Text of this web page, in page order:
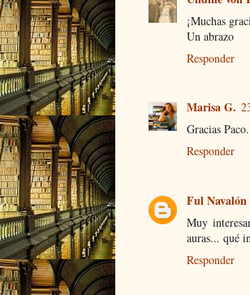
¡Muchas
Un abrazo
Responder
Marisa G.
Gracias
Responder
Ful Navalón
Muy
auras... qué
Responder